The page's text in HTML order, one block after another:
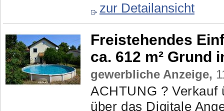
zur Detailansicht
Freistehendes
ca. 612 m² Grund
gewerbliche Anzeige,
ACHTUNG ? Verkauf
über das Digitale